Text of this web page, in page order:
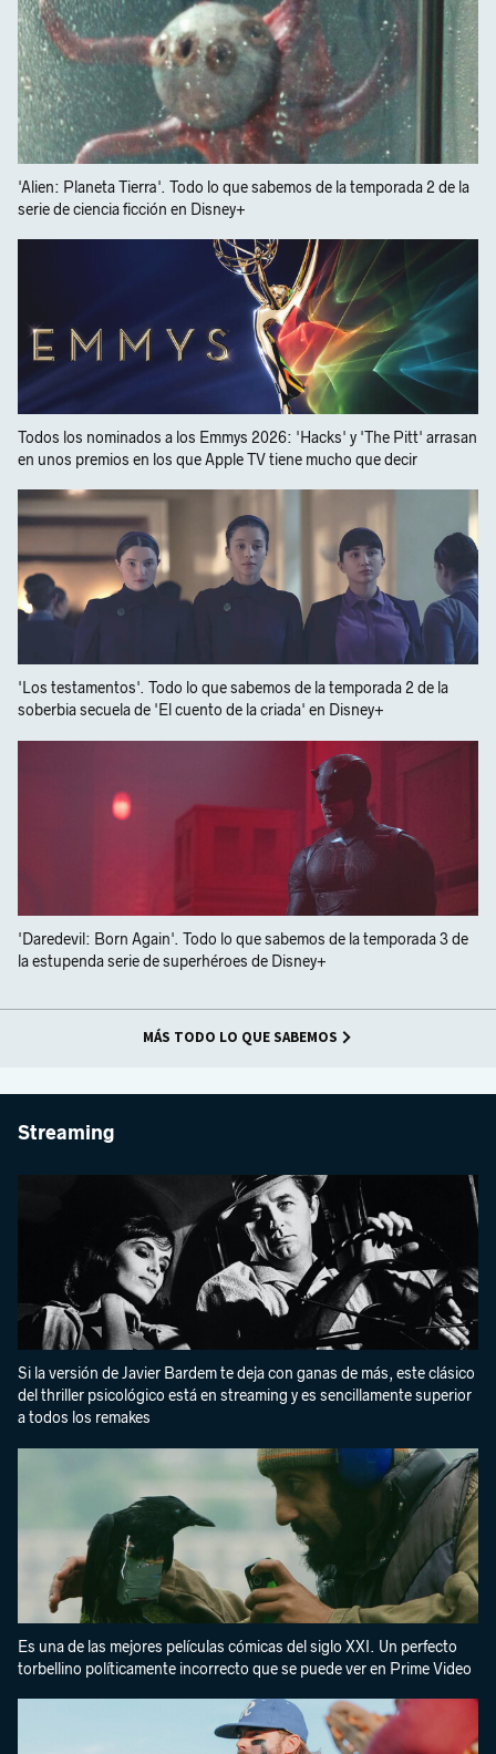
'Alien: Planeta Tierra'. Todo lo que sabemos de la temporada 2 de la
serie de ciencia ficción en Disney+
Todos los nominados a los Emmys 2026: 'Hacks' y 'The Pitt' arrasan
en unos premios en los que Apple TV tiene mucho que decir
'Los testamentos'. Todo lo que sabemos de la temporada 2 de la
soberbia secuela de 'El cuento de la criada' en Disney+
'Daredevil: Born Again'. Todo lo que sabemos de la temporada 3 de
la estupenda serie de superhéroes de Disney+
MÁS TODO LO QUE SABEMOS
Streaming
Si la versión de Javier Bardem te deja con ganas de más, este clásico
del thriller psicológico está en streaming y es sencillamente superior
a todos los remakes
Es una de las mejores películas cómicas del siglo XXI. Un perfecto
torbellino políticamente incorrecto que se puede ver en Prime Video